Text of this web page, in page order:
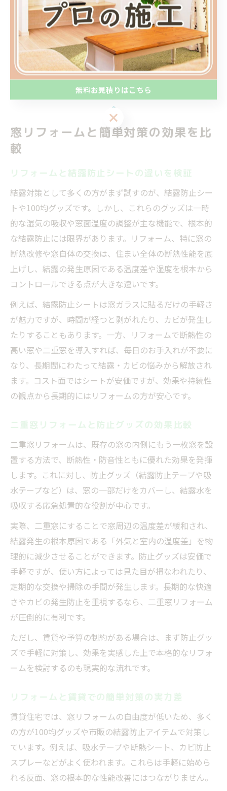
賃貸物件の場合は、取り外し可能な内窓や簡易タイプの
断熱パネルの利用もおすすめです。リフォームの選択肢
や費用、施工後の効果もしっかり比較し、自宅の状況に
合った最適な方法を選ぶことが成功のポイントです。
窓リフォームと簡単対策の効果を比
較
リフォームと結露防止シートの違いを検証
結露対策として多くの方がまず試すのが、結露防止シー
トや100均グッズです。しかし、これらのグッズは一時
的な湿気の吸収や窓面温度の調整が主な機能で、根本的
な結露防止には限界があります。リフォーム、特に窓の
断熱改修や窓自体の交換は、住まい全体の断熱性能を底
上げし、結露の発生原因である温度差や湿度を根本から
コントロールできる点が大きな違いです。
例えば、結露防止シートは窓ガラスに貼るだけの手軽さ
が魅力ですが、時間が経つと剥がれたり、カビが発生し
たりすることもあります。一方、リフォームで断熱性の
高い窓や二重窓を導入すれば、毎日のお手入れが不要に
なり、長期間にわたって結露・カビの悩みから解放され
ます。コスト面ではシートが安価ですが、効果や持続性
の観点から長期的にはリフォームの方が安心です。
二重窓リフォームと防止グッズの効果比較
二重窓リフォームは、既存の窓の内側にもう一枚窓を設
置する方法で、断熱性・防音性ともに優れた効果を発揮
します。これに対し、防止グッズ（結露防止テープや吸
水テープなど）は、窓の一部だけをカバーし、結露水を
吸収する応急処置的な役割が中心です。
実際、二重窓にすることで窓周辺の温度差が緩和され、
結露発生の根本原因である「外気と室内の温度差」を物
理的に減少させることができます。防止グッズは安価で
手軽ですが、使い方によっては見た目が損なわれたり、
定期的な交換や掃除の手間が発生します。長期的な快適
さやカビの発生防止を重視するなら、二重窓リフォーム
が圧倒的に有利です。
ただし、賃貸や予算の制約がある場合は、まず防止グッ
ズで手軽に対策し、効果を実感した上で本格的なリフォ
ームを検討するのも現実的な流れです。
リフォームと賃貸での簡単対策の実力差
賃貸住宅では、窓リフォームの自由度が低いため、多く
の方が100均グッズや市販の結露防止アイテムで対策し
ています。例えば、吸水テープや断熱シート、カビ防止
スプレーなどがよく使われます。これらは手軽に始めら
れる反面、窓の根本的な性能改善にはつながりません。
無料お見積りはこちら
無料お見積りはこちら